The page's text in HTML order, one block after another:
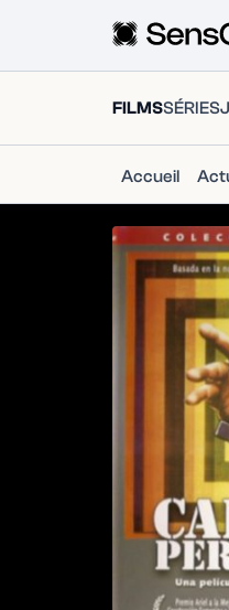
FILMSSÉRIES
Accueil